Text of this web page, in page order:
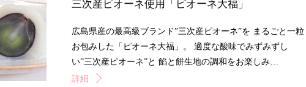
三次産ピオーネ使用「ピオーネ大福」
広島県産の最高級ブランド”三次産ピオーネ”を まるごと一粒
お包みした「ピオーネ大福」。 適度な酸味でみずみずし
い”三次産ピオーネ”と 餡と餅生地の調和をお楽しみ…
詳細